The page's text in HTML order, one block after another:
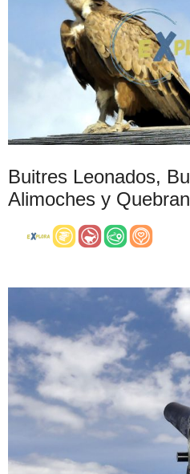
Buitres Leonados,
Alimoches y